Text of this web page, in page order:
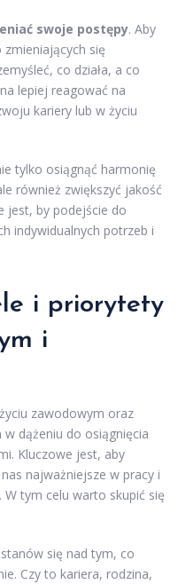
swoje postępy. Aby
się
co działa, a co
lepiej reagować na
kariery lub w życiu
tylko osiągnąć harmonię
również zwiększyć jakość
jest, by podejście do
indywidualnych potrzeb i
i priorytety
i
zawodowym oraz
dążeniu do osiągnięcia
Kluczowe jest, aby
najważniejsze w pracy i
tym celu warto skupić się
się nad tym, co
Czy to kariera, rodzina,